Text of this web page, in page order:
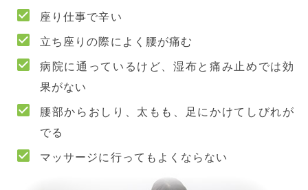
座り仕事で辛い
立ち座りの際によく腰が痛む
病院に通っているけど、湿布と痛み止めでは効
果がない
腰部からおしり、太もも、足にかけてしびれが
でる
マッサージに行ってもよくならない